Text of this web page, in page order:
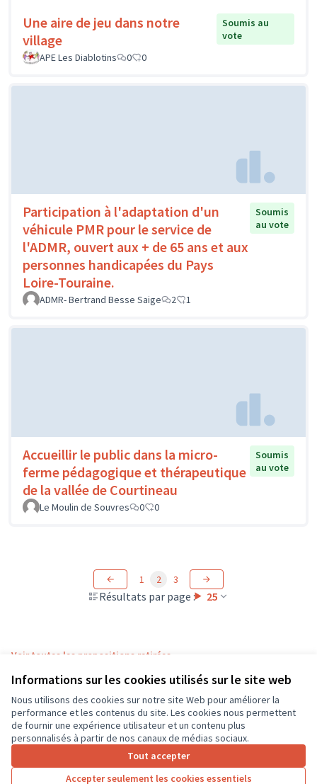
Informations sur les cookies utilisés sur le site web
Nous utilisons des cookies sur notre site Web pour améliorer la
performance et les contenus du site. Les cookies nous permettent
de fournir une expérience utilisateur et un contenu plus
personnalisés à partir de nos canaux de médias sociaux.
Tout accepter
Accepter seulement les cookies essentiels
Une aire de jeu dans notre
village
Soumis au
vote
APE Les Diablotins
0 0
Participation à l'adaptation d'un
véhicule PMR pour le service de
l'ADMR, ouvert aux + de 65 ans et aux
personnes handicapées du Pays
Loire-Touraine.
Soumis
au vote
ADMR- Bertrand Besse Saige 2 1
Accueillir le public dans la micro-
ferme pédagogique et thérapeutique
de la vallée de Courtineau
Soumis
au vote
Le Moulin de Souvres 0 0
Résultats par page : 25
1 2 3
Voir toutes les propositions retirées
Conditions d'utilisation
Paramètres des cookies
CD37 sur X
(Lien externe)
CD37 sur Facebook
CD37 sur Instagram
CD37 sur YouTube
(Lien externe)